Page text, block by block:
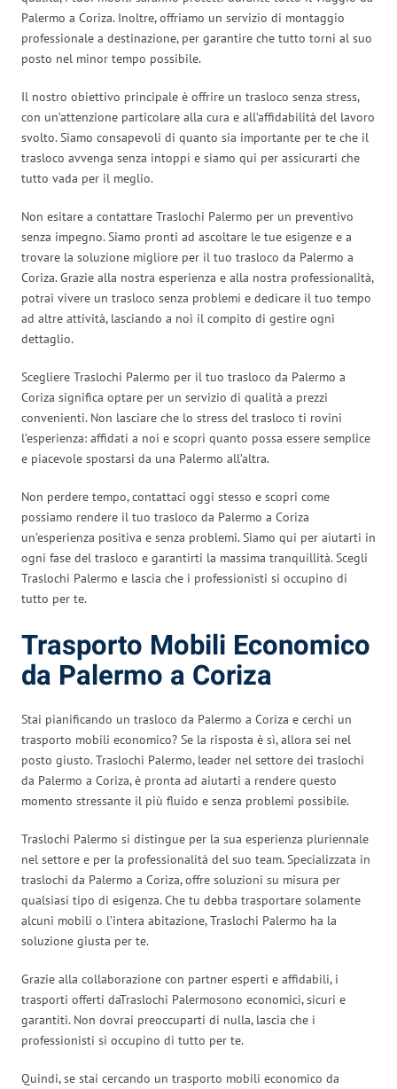
Palermo a Coriza. Inoltre, offriamo un servizio di montaggio
professionale a destinazione, per garantire che tutto torni al suo
posto nel minor tempo possibile.
Il nostro obiettivo principale è offrire un trasloco senza stress,
con un’attenzione particolare alla cura e all’affidabilità del lavoro
svolto. Siamo consapevoli di quanto sia importante per te che il
trasloco avvenga senza intoppi e siamo qui per assicurarti che
tutto vada per il meglio.
Non esitare a contattare Traslochi Palermo per un preventivo
senza impegno. Siamo pronti ad ascoltare le tue esigenze e a
trovare la soluzione migliore per il tuo trasloco da Palermo a
Coriza. Grazie alla nostra esperienza e alla nostra professionalità,
potrai vivere un trasloco senza problemi e dedicare il tuo tempo
ad altre attività, lasciando a noi il compito di gestire ogni
dettaglio.
Scegliere Traslochi Palermo per il tuo trasloco da Palermo a
Coriza significa optare per un servizio di qualità a prezzi
convenienti. Non lasciare che lo stress del trasloco ti rovini
l’esperienza: affidati a noi e scopri quanto possa essere semplice
e piacevole spostarsi da una Palermo all’altra.
Non perdere tempo, contattaci oggi stesso e scopri come
possiamo rendere il tuo trasloco da Palermo a Coriza
un’esperienza positiva e senza problemi. Siamo qui per aiutarti in
ogni fase del trasloco e garantirti la massima tranquillità. Scegli
Traslochi Palermo e lascia che i professionisti si occupino di
tutto per te.
Trasporto Mobili Economico
da Palermo a Coriza
Stai pianificando un trasloco da Palermo a Coriza e cerchi un
trasporto mobili economico? Se la risposta è sì, allora sei nel
posto giusto. Traslochi Palermo, leader nel settore dei traslochi
da Palermo a Coriza, è pronta ad aiutarti a rendere questo
momento stressante il più fluido e senza problemi possibile.
Traslochi Palermo si distingue per la sua esperienza pluriennale
nel settore e per la professionalità del suo team. Specializzata in
traslochi da Palermo a Coriza, offre soluzioni su misura per
qualsiasi tipo di esigenza. Che tu debba trasportare solamente
alcuni mobili o l’intera abitazione, Traslochi Palermo ha la
soluzione giusta per te.
Grazie alla collaborazione con partner esperti e affidabili, i
trasporti offerti daTraslochi Palermosono economici, sicuri e
garantiti. Non dovrai preoccuparti di nulla, lascia che i
professionisti si occupino di tutto per te.
Quindi, se stai cercando un trasporto mobili economico da